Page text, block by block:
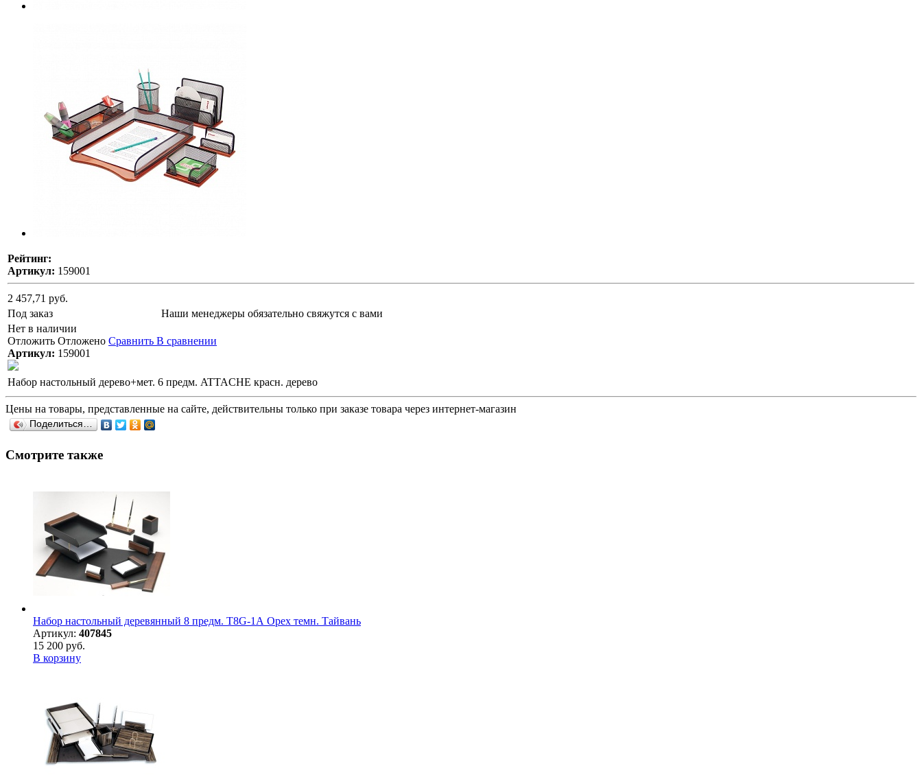
Рейтинг:
Артикул: 159001
2 457,71 руб.
Под заказ
Наши менеджеры обязательно свяжутся с вами
Нет в наличии
Отложить Отложено Сравнить В сравнении
Артикул: 159001
Набор настольный дерево+мет. 6 предм. ATTACHE красн. дерево
Цены на товары, представленные на сайте, действительны только при заказе товара через интернет-магазин
Поделиться…
Смотрите также
Набор настольный деревянный 8 предм. T8G-1А Орех темн. Тайвань
Артикул: 407845
15 200 руб.
В корзину